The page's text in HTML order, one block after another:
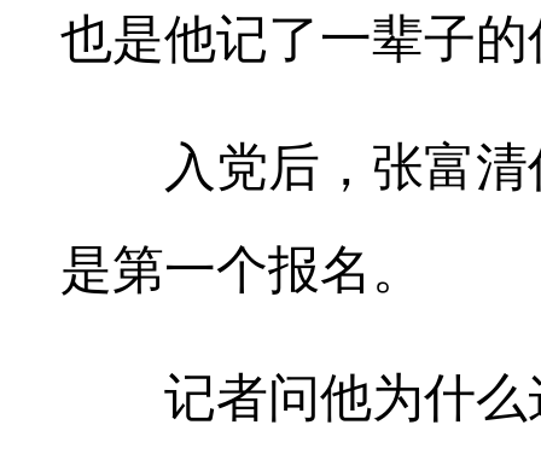
也是他记了一辈子
入党后，张富清
是第一个报名。
记者问他为什么